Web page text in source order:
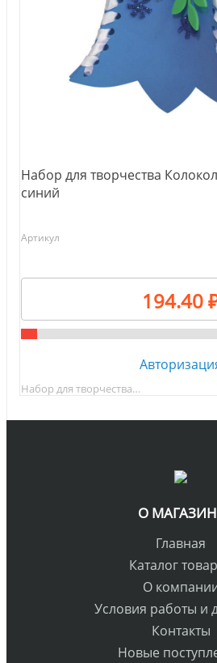
Набор для творчества
синий
Артикул
194.40
Набор для творчества…
О
Главная
Каталог
О
Условия работы и
Контакты
Новые